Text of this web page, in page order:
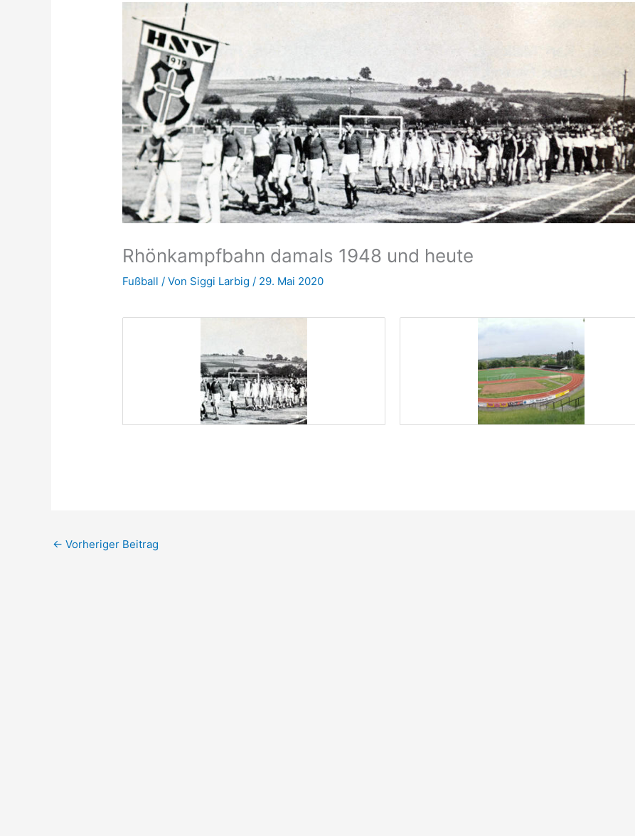
Rhönkampfbahn damals 1948 und heute
Fußball / Von Siggi Larbig / 29. Mai 2020
← Vorheriger Beitrag